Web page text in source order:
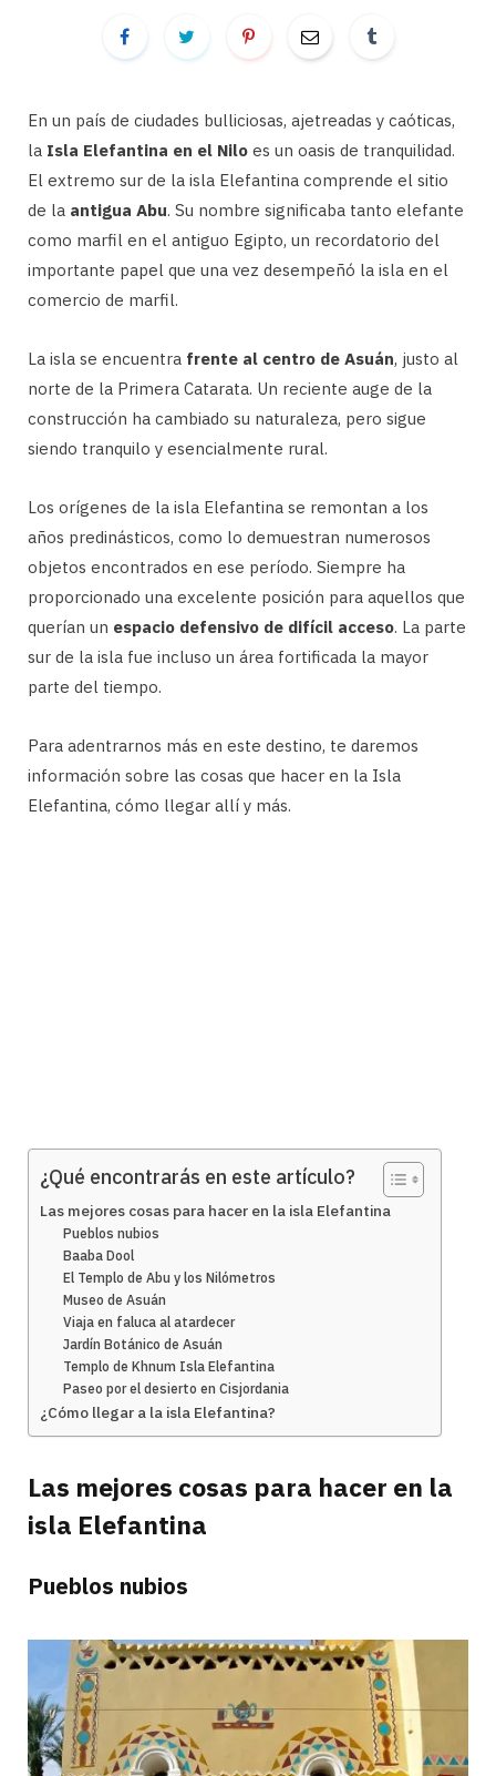
En un país de ciudades bulliciosas, ajetreadas y caóticas,
la Isla Elefantina en el Nilo es un oasis de tranquilidad.
El extremo sur de la isla Elefantina comprende el sitio
de la antigua Abu. Su nombre significaba tanto elefante
como marfil en el antiguo Egipto, un recordatorio del
importante papel que una vez desempeñó la isla en el
comercio de marfil.
La isla se encuentra frente al centro de Asuán, justo al
norte de la Primera Catarata. Un reciente auge de la
construcción ha cambiado su naturaleza, pero sigue
siendo tranquilo y esencialmente rural.
Los orígenes de la isla Elefantina se remontan a los
años predinásticos, como lo demuestran numerosos
objetos encontrados en ese período. Siempre ha
proporcionado una excelente posición para aquellos que
querían un espacio defensivo de difícil acceso. La parte
sur de la isla fue incluso un área fortificada la mayor
parte del tiempo.
Para adentrarnos más en este destino, te daremos
información sobre las cosas que hacer en la Isla
Elefantina, cómo llegar allí y más.
¿Qué encontrarás en este artículo?
Las mejores cosas para hacer en la isla Elefantina
Pueblos nubios
Baaba Dool
El Templo de Abu y los Nilómetros
Museo de Asuán
Viaja en faluca al atardecer
Jardín Botánico de Asuán
Templo de Khnum Isla Elefantina
Paseo por el desierto en Cisjordania
¿Cómo llegar a la isla Elefantina?
Las mejores cosas para hacer en la
isla Elefantina
Pueblos nubios